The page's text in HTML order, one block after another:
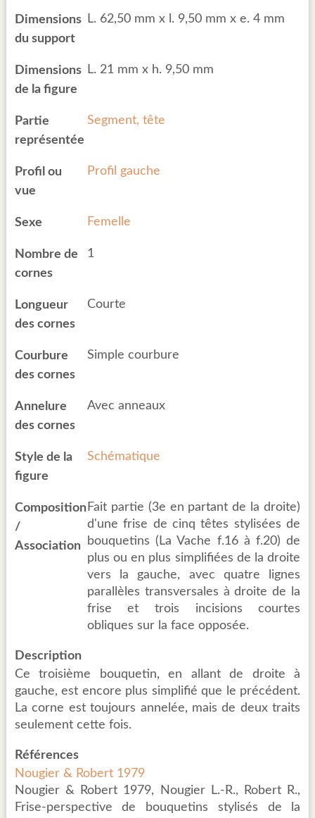
Dimensions
du support
L. 62,50 mm x l. 9,50 mm x e. 4 mm
Dimensions
de la figure
L. 21 mm x h. 9,50 mm
Partie
représentée
Segment, tête
Profil ou
vue
Profil gauche
Sexe Femelle
Nombre de
cornes
1
Longueur
des cornes
Courte
Courbure
des cornes
Simple courbure
Annelure
des cornes
Avec anneaux
Style de la
figure
Schématique
Composition
/
Association
Fait partie (3e en partant de la droite)
d'une frise de cinq têtes stylisées de
bouquetins (La Vache f.16 à f.20) de
plus ou en plus simplifiées de la droite
vers la gauche, avec quatre lignes
parallèles transversales à droite de la
frise et trois incisions courtes
obliques sur la face opposée.
Description
Ce troisième bouquetin, en allant de droite à
gauche, est encore plus simplifié que le précédent.
La corne est toujours annelée, mais de deux traits
seulement cette fois.
Références
Nougier & Robert 1979
Nougier & Robert 1979, Nougier L.-R., Robert R.,
Frise-perspective de bouquetins stylisés de la